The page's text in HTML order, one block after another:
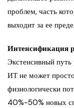
проблем, часть
выходит за ее
Интенсификация
Экстенсивный путь
ИТ не может
физиологически
40%-50% новых